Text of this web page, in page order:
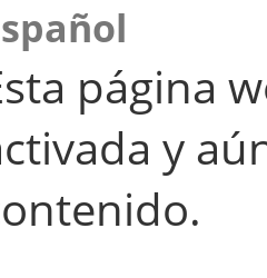
página
y